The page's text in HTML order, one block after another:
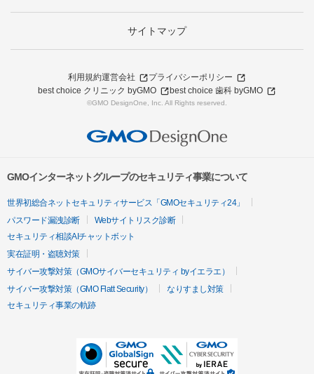
サイトマップ
利用規約運営会社
プライバシーポリシー
best choice クリニック byGMO
best choice 歯科 byGMO
©GMO DesignOne, Inc. All Rights reserved.
GMOインターネットグループのセキュリティ事業について
世界初総合ネットセキュリティサービス「GMOセキュリティ24」
パスワード漏洩診断
Webサイトリスク診断
セキュリティ相談AIチャットボット
実在証明・盗聴対策
サイバー攻撃対策（GMOサイバーセキュリティ byイエラエ）
サイバー攻撃対策（GMO Flatt Security）
なりすまし対策
セキュリティ事業の軌跡